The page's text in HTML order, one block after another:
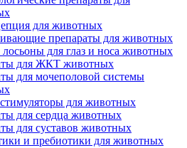
для животных
препараты для животных
для глаз и носа животных
для ЖКТ животных
для мочеполовой системы
для животных
для сердца животных
для суставов животных
и пребиотики для животных